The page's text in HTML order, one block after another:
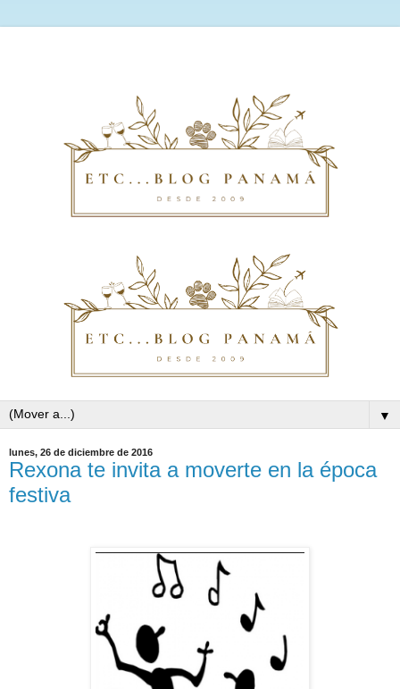
▼
lunes, 26 de diciembre de 2016
Rexona te invita a moverte en la época
festiva